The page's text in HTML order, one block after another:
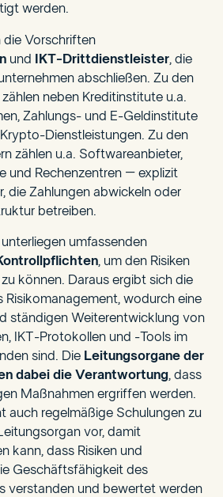
werden.
die Vorschriften
und IKT-Drittdienstleister, die
abschließen. Zu den
neben Kreditinstitute u.a.
Zahlungs- und E-Geldinstitute
Dienstleistungen. Zu den
zählen u.a. Softwareanbieter,
und Rechenzentren – explizit
die Zahlungen abwickeln oder
betreiben.
umfassenden
, um den Risiken
können. Daraus ergibt sich die
Risikomanagement, wodurch eine
ständigen Weiterentwicklung von
IKT-Protokollen und -Tools im
sind. Die Leitungsorgane der
dabei die Verantwortung, dass
Maßnahmen ergriffen werden.
auch regelmäßige Schulungen zu
vor, damit
kann, dass Risiken und
Geschäftsfähigkeit des
verstanden und bewertet werden